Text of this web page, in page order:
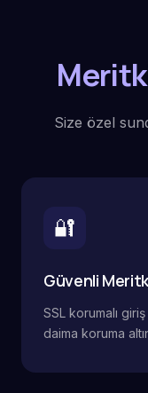
Size özel
🔐
Güvenli
SSL korumalı
daima koruma